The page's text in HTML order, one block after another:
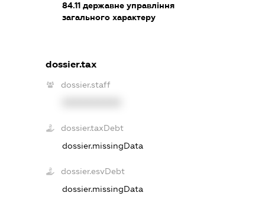
84.11 державне управління
загального характеру
dossier.tax
dossier.staff
dossier.taxDebt
dossier.missingData
dossier.esvDebt
dossier.missingData